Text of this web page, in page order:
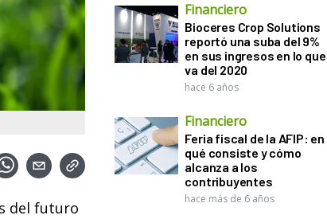
del futuro
Financiero
Bioceres Crop Solutions
reportó una suba del 9%
en sus ingresos en lo que
va del 2020
hace 6 años
Financiero
Feria fiscal de la AFIP: en
qué consiste y cómo
alcanza a los
contribuyentes
hace más de 6 años